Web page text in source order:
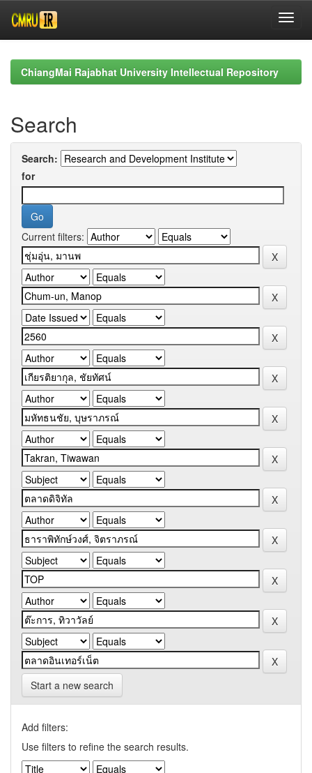
navigationChiangMai Rajabhat University Intellectual Repository
Search
Search:
for
Current filters:
Start a new search
Add filters:
Use filters to refine the search results.